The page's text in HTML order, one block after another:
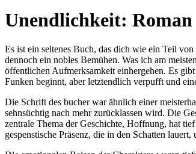
Unendlichkeit:
Es ist ein seltenes Buch, das dich wie ein Teil
dennoch ein nobles Bemühen. Was ich am
öffentlichen Aufmerksamkeit einhergehen. Es
Funken beginnt, aber letztendlich verpufft und
Die Schrift des bucher war ähnlich einer
sehnsüchtig nach mehr zurücklassen wird. Die
zentrale Thema der Geschichte, Hoffnung, hat
gespenstische Präsenz, die in den Schatten